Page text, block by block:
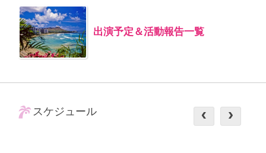
出演予定＆活動報告一覧
スケジュール